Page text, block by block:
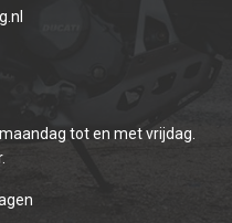
tot en met vrijdag.